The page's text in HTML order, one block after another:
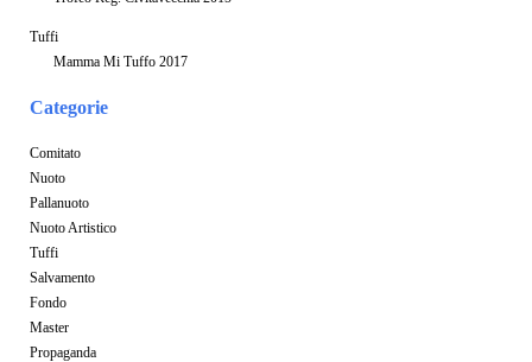
Tuffi
Mamma Mi Tuffo 2017
Categorie
Comitato
Nuoto
Pallanuoto
Nuoto Artistico
Tuffi
Salvamento
Fondo
Master
Propaganda